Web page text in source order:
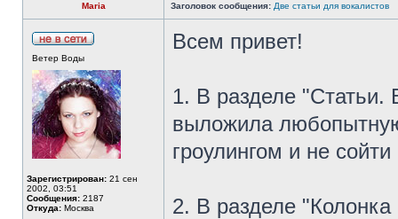
Maria Заголовок сообщения: Две статьи для вокалистов
Ветер Воды
Зарегистрирован: 21 сен
2002, 03:51
Сообщения: 2187
Откуда: Москва
Всем привет!
1. В разделе "Статьи.
выложила
гроулингом и не
2. В разделе